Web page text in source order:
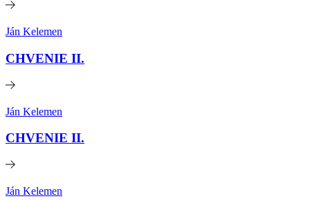
Ján Kelemen
CHVENIE II.
Ján Kelemen
CHVENIE II.
Ján Kelemen